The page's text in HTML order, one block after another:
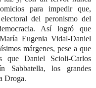
para impedir que,
del peronismo del
Así logró que
Eugenia Vidal-Daniel
márgenes, pese a que
que Daniel Scioli-Carlos
Sabbatella, los grandes
Droga.